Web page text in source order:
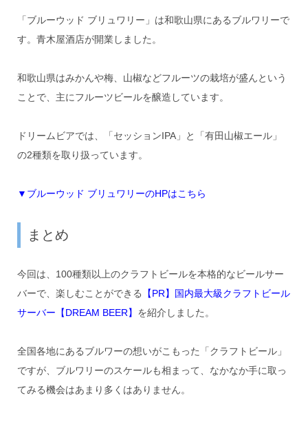
「ブルーウッド ブリュワリー」は和歌山県にあるブルワリーで
す。青木屋酒店が開業しました。
和歌山県はみかんや梅、山椒などフルーツの栽培が盛んという
ことで、主にフルーツビールを醸造しています。
ドリームビアでは、「セッションIPA」と「有田山椒エール」
の2種類を取り扱っています。
▼ブルーウッド ブリュワリーのHPはこちら
まとめ
今回は、100種類以上のクラフトビールを本格的なビールサー
バーで、楽しむことができる
【PR】国内最大級クラフトビール
サーバー【DREAM BEER】 を紹介しました。
全国各地にあるブルワーの想いがこもった「クラフトビール」
ですが、ブルワリーのスケールも相まって、なかなか手に取っ
てみる機会はあまり多くはありません。